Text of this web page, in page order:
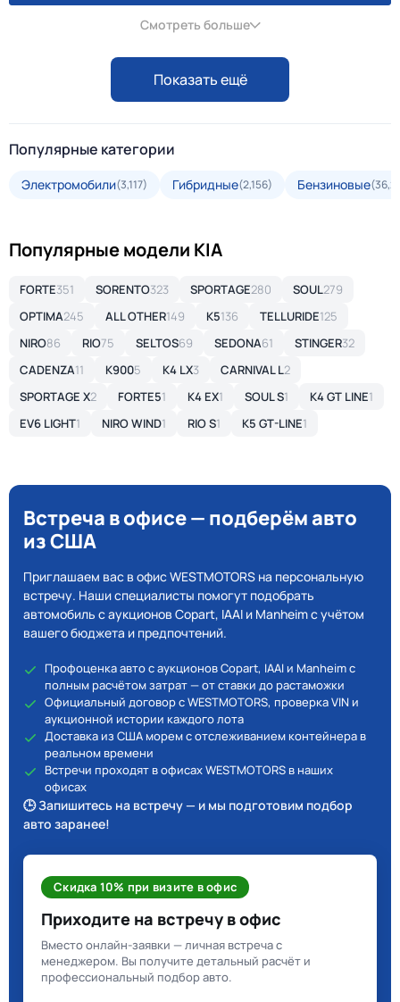
Смотреть больше
Показать ещё
Популярные категории
Электромобили(3,117) Гибридные(2,156) Бензиновые
Популярные модели KIA
FORTE351 SORENTO323 SPORTAGE280 SOUL279
OPTIMA245 ALL OTHER149 K5136 TELLURIDE125
NIRO86 RIO75 SELTOS69 SEDONA61 STINGER32
CADENZA11 K9005 K4 LX3 CARNIVAL L2
SPORTAGE X2 FORTE51 K4 EX1 SOUL S1 K4 GT LINE1
EV6 LIGHT1 NIRO WIND1 RIO S1 K5 GT-LINE1
Встреча в офисе — подберём авто
из США
Приглашаем вас в офис WESTMOTORS на персональную
встречу. Наши специалисты помогут подобрать
автомобиль с аукционов Copart, IAAI и Manheim с учётом
вашего бюджета и предпочтений.
Профоценка авто с аукционов Copart, IAAI и Manheim с
полным расчётом затрат — от ставки до растаможки
Официальный договор с WESTMOTORS, проверка VIN и
аукционной истории каждого лота
Доставка из США морем с отслеживанием контейнера в
реальном времени
Встречи проходят в офисах WESTMOTORS в наших
офисах
🕒 Запишитесь на встречу — и мы подготовим подбор
авто заранее!
Скидка 10% при визите в офис
Приходите на встречу в офис
Вместо онлайн-заявки — личная встреча с
менеджером. Вы получите детальный расчёт и
профессиональный подбор авто.